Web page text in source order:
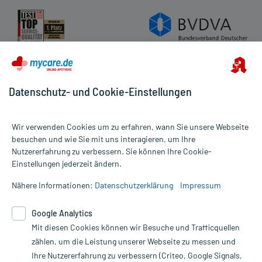
Alle Preise gelten inkl. MwSt., ggf. zzgl. Versandkosten
Informationen auf dieser Website werden ausschließlich für
die Untersuchung und Behandlung durch einen Arzt. Bitte
Therapien eingeleitet werden können. | Diese Webseite benutzt
Google Analytics. Lesen Sie bitte dazu die wichtigen Hinweise in
unserer Datenschutzerklärung. Für den Widerruf einer Bestellung
nutzen Sie das Formular:
Datenschutz- und Cookie-Einstellungen
Wir verwenden Cookies um zu erfahren, wann Sie unsere Webseite
besuchen und wie Sie mit uns interagieren, um Ihre
Nutzererfahrung zu verbessern. Sie können Ihre Cookie-
Einstellungen jederzeit ändern.
Nähere Informationen: Datenschutzerklärung Impressum
Google Analytics
Mit diesen Cookies können wir Besuche und Trafficquellen
zählen, um die Leistung unserer Webseite zu messen und
Ihre Nutzererfahrung zu verbessern (Criteo, Google Signals,